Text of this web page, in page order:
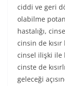
ciddi ve geri
olabilme
hastalığı,
cinsin de
cinsel ilişki ile
cinste de
geleceği